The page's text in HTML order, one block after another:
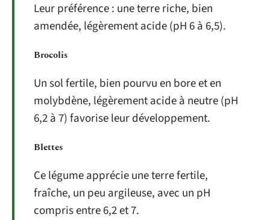
Leur préférence : une terre riche, bien
amendée, légèrement acide (pH 6 à 6,5).
Brocolis
Un sol fertile, bien pourvu en bore et en
molybdène, légèrement acide à neutre (pH
6,2 à 7) favorise leur développement.
Blettes
Ce légume apprécie une terre fertile,
fraîche, un peu argileuse, avec un pH
compris entre 6,2 et 7.